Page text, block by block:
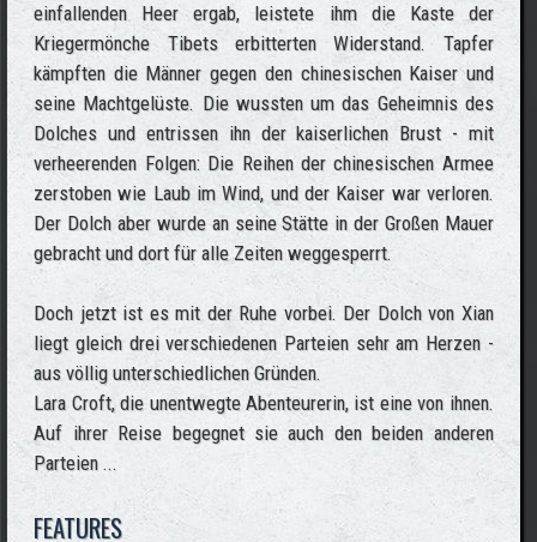
einfallenden Heer ergab, leistete ihm die Kaste der
Kriegermönche Tibets erbitterten Widerstand. Tapfer
kämpften die Männer gegen den chinesischen Kaiser und
seine Machtgelüste. Die wussten um das Geheimnis des
Dolches und entrissen ihn der kaiserlichen Brust - mit
verheerenden Folgen: Die Reihen der chinesischen Armee
zerstoben wie Laub im Wind, und der Kaiser war verloren.
Der Dolch aber wurde an seine Stätte in der Großen Mauer
gebracht und dort für alle Zeiten weggesperrt.
Doch jetzt ist es mit der Ruhe vorbei. Der Dolch von Xian
liegt gleich drei verschiedenen Parteien sehr am Herzen -
aus völlig unterschiedlichen Gründen.
Lara Croft, die unentwegte Abenteurerin, ist eine von ihnen.
Auf ihrer Reise begegnet sie auch den beiden anderen
Parteien ...
FEATURES